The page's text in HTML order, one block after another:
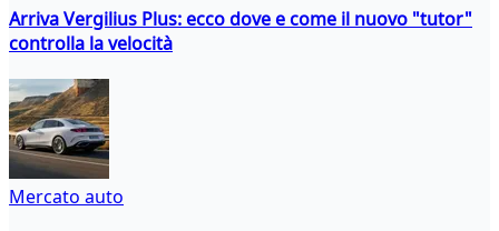
Arriva Vergilius Plus: ecco dove e come il nuovo "tutor"
controlla la velocità
Mercato auto